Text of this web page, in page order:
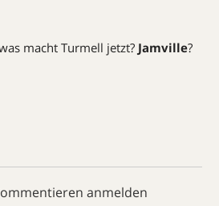
macht Turmell jetzt? Jamville?
anmelden